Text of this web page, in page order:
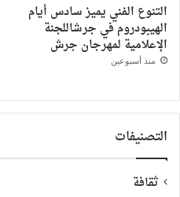
التنوع الفني يميز سادس أيام
الهيبودروم في جرشاللجنة
الإعلامية لمهرجان جرش
منذ أسبوعين
التصنيفات
ثقافة